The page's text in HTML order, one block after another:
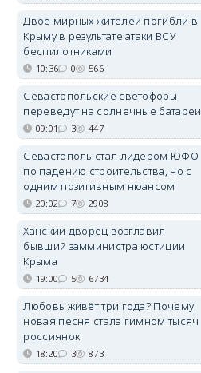
Двое мирных жителей погибли в
Крыму в результате атаки ВСУ
беспилотниками
10:36 0 566
Севастопольские светофоры
переведут на солнечные батареи
09:01 3 447
Севастополь стал лидером ЮФО
по падению строительства, но с
одним позитивным нюансом
20:02 7 2908
Ханский дворец возглавил
бывший замминистра юстиции
Крыма
19:00 5 6734
Любовь живёт три года? Почему
новая песня стала гимном тысяч
россиянок
18:20 3 873